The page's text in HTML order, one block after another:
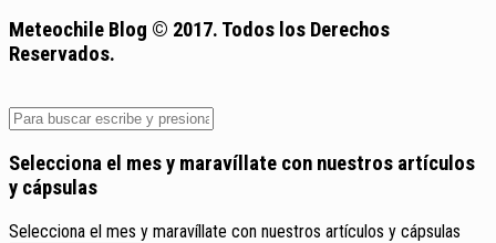
Meteochile Blog © 2017. Todos los Derechos
Reservados.
Selecciona el mes y maravíllate con nuestros artículos
y cápsulas
Selecciona el mes y maravíllate con nuestros artículos y cápsulas